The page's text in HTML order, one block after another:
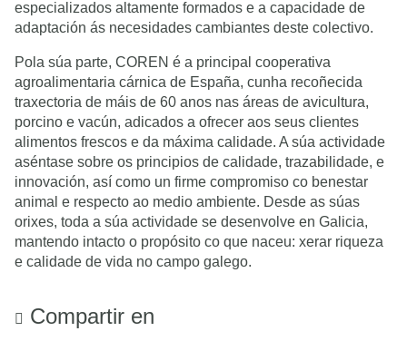
especializados altamente formados e a capacidade de
adaptación ás necesidades cambiantes deste colectivo.
Pola súa parte, COREN é a principal cooperativa
agroalimentaria cárnica de España, cunha recoñecida
traxectoria de máis de 60 anos nas áreas de avicultura,
porcino e vacún, adicados a ofrecer aos seus clientes
alimentos frescos e da máxima calidade. A súa actividade
aséntase sobre os principios de calidade, trazabilidade, e
innovación, así como un firme compromiso co benestar
animal e respecto ao medio ambiente. Desde as súas
orixes, toda a súa actividade se desenvolve en Galicia,
mantendo intacto o propósito co que naceu: xerar riqueza
e calidade de vida no campo galego.
Compartir en